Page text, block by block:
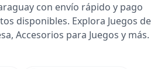
con envío rápido y pago
disponibles. Explora Juegos de
Accesorios para Juegos y más.